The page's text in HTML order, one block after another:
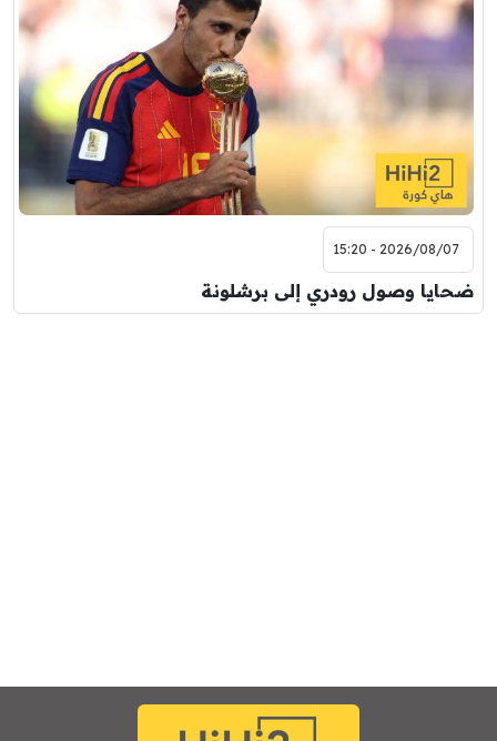
2026/08/07 - 15:20
ضحايا وصول رودري إلى برشلونة